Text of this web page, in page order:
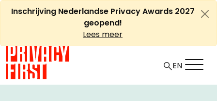
Ga
naarInschrijving Nederlandse Privacy Awards 2027
geopend!
Lees meer
EN